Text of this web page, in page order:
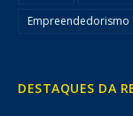
Empreendedorismo
DESTAQUES DA